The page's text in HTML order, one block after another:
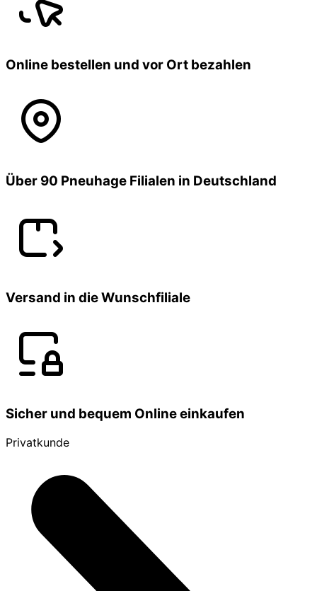
Online bestellen und vor Ort bezahlen
Über 90 Pneuhage Filialen in Deutschland
Versand in die Wunschfiliale
Sicher und bequem Online einkaufen
Privatkunde